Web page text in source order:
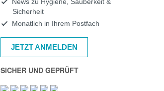
News zu Hygiene, Sauberkeit &
Sicherheit
Monatlich in Ihrem Postfach
JETZT ANMELDEN
SICHER UND GEPRÜFT